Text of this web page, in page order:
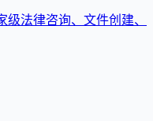
法律咨询、文件创建、